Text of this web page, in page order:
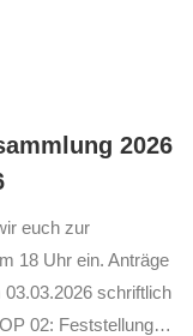
2026
euch zur
18 Uhr ein. Anträge
schriftlich
02: Feststellung…